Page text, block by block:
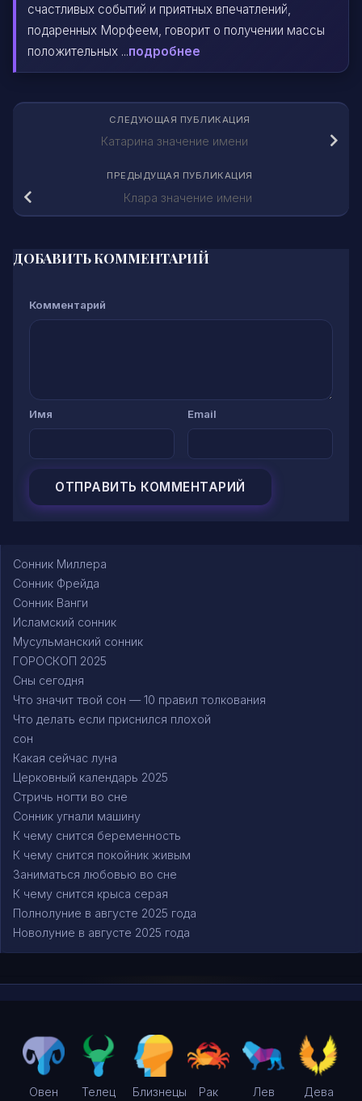
счастливых событий и приятных впечатлений,
подаренных Морфеем, говорит о получении массы
положительных ...подробнее
СЛЕДУЮЩАЯ ПУБЛИКАЦИЯ
Катарина значение имени
ПРЕДЫДУЩАЯ ПУБЛИКАЦИЯ
Клара значение имени
ДОБАВИТЬ КОММЕНТАРИЙ
Комментарий
Имя Email
Сонник Миллера
Сонник Фрейда
Сонник Ванги
Исламский сонник
Мусульманский сонник
ГОРОСКОП 2025
Сны сегодня
Что значит твой сон — 10 правил толкования
Что делать если приснился плохой
сон
Какая сейчас луна
Церковный календарь 2025
Стричь ногти во сне
Сонник угнали машину
К чему снится беременность
К чему снится покойник живым
Заниматься любовью во сне
К чему снится крыса серая
Полнолуние в августе 2025 года
Новолуние в августе 2025 года
Овен Телец Близнецы Рак Лев Дева